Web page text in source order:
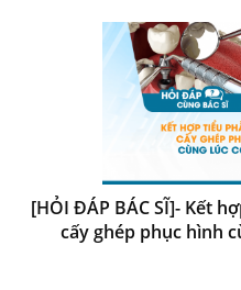
[HỎI ĐÁP BÁC SĨ]- Kết
cấy ghép phục hình